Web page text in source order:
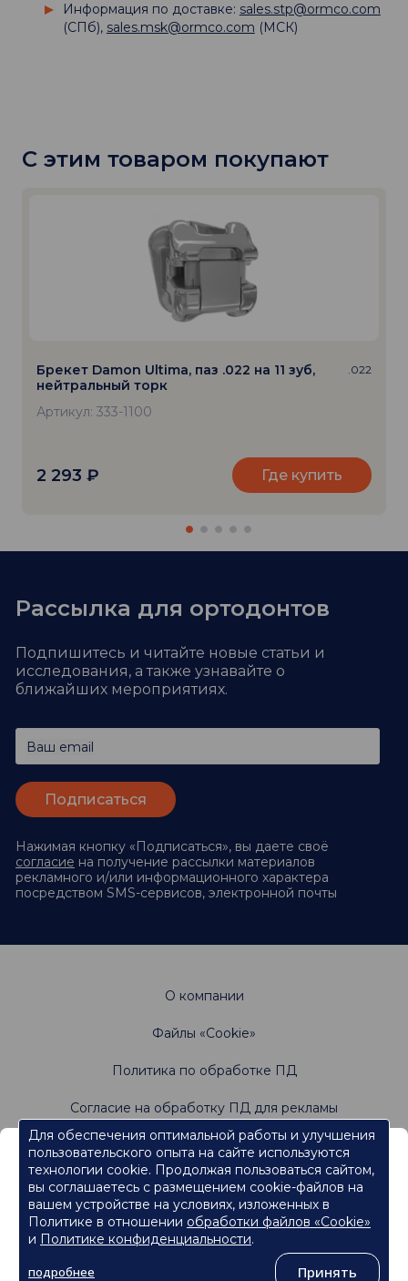
Информация по доставке: sales.stp@ormco.com
(СПб), sales.msk@ormco.com (МСК)
С этим товаром покупают
Брекет Damon Ultima, паз .022 на 11 зуб,
нейтральный торк
.022
Артикул: 333-1100
2 293 ₽ Где купить
Рассылка для ортодонтов
Подпишитесь и читайте новые статьи и
исследования, а также узнавайте о
ближайших мероприятиях.
Ваш email
Нажимая кнопку «Подписаться», вы даете своё
согласие на получение рассылки материалов
рекламного и/или информационного характера
посредством SMS-сервисов, электронной почты
, 2026
О компании
Файлы «Cookie»
Политика по обработке ПД
Согласие на обработку ПД для рекламы
Не является офертой. Имеются противопоказания.
Проконсультируйтесь со специалистами
Информация, содержащаяся на данном веб-
сайте, предназначена для работников
сферы здравоохранения.
Нажмите кнопку "Продолжить", чтобы подтвердить, что
являетесь работником сферы здравоохранения и перейти к
Для обеспечения оптимальной работы и улучшения
пользовательского опыта на сайте используются
технологии cookie. Продолжая пользоваться сайтом,
вы соглашаетесь с размещением cookie-файлов на
вашем устройстве на условиях, изложенных в
Политике в отношении обработки файлов «Cookie»
и Политике конфиденциальности.
подробнее
Принять